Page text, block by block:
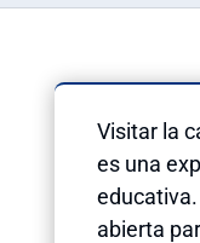
Visitar la
es una
abierta